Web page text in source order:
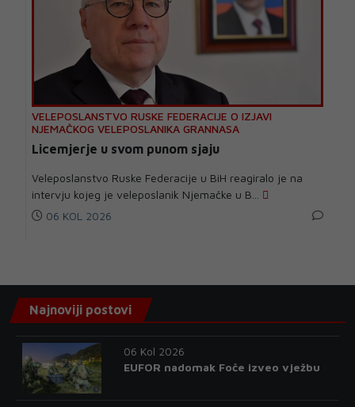
VELEPOSLANSTVO RUSKE FEDERACIJE O IZJAVI
NJEMAČKOG VELEPOSLANIKA GRANNASA
Licemjerje u svom punom sjaju
Veleposlanstvo Ruske Federacije u BiH reagiralo je na
intervju kojeg je veleposlanik Njemačke u B...
06 KOL 2026
Najnoviji postovi
06 Kol 2026
EUFOR nadomak Foče izveo vježbu